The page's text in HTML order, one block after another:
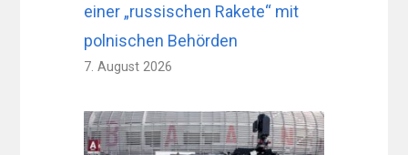
einer „russischen Rakete“ mit
polnischen Behörden
7. August 2026